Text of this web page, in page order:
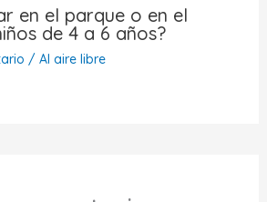
en el parque o en el
de 4 a 6 años?
/ Al aire libre